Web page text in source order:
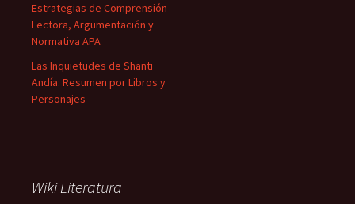
Estrategias de Comprensión
Lectora, Argumentación y
Normativa APA
Las Inquietudes de Shanti
Andía: Resumen por Libros y
Personajes
Wiki Literatura